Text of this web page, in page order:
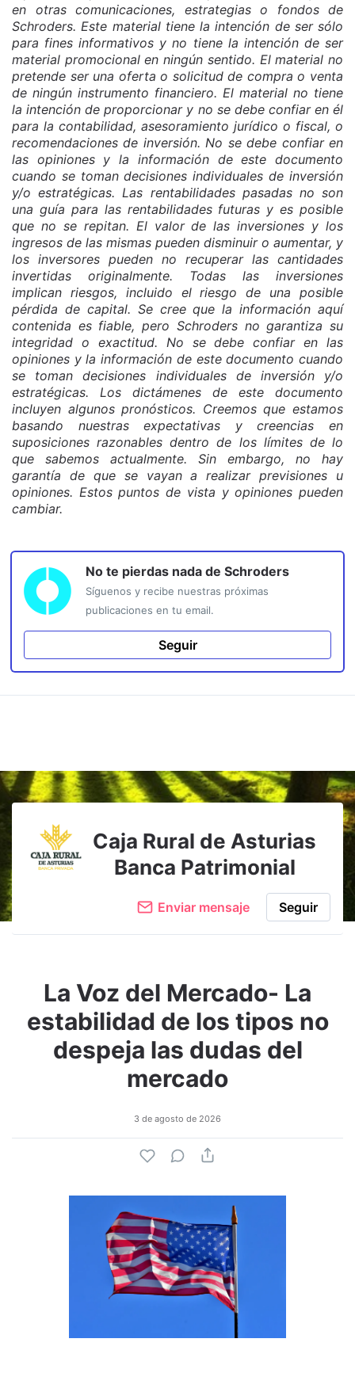
en otras comunicaciones, estrategias o fondos de
Schroders. Este material tiene la intención de ser sólo
para fines informativos y no tiene la intención de ser
material promocional en ningún sentido. El material no
pretende ser una oferta o solicitud de compra o venta
de ningún instrumento financiero. El material no tiene
la intención de proporcionar y no se debe confiar en él
para la contabilidad, asesoramiento jurídico o fiscal, o
recomendaciones de inversión. No se debe confiar en
las opiniones y la información de este documento
cuando se toman decisiones individuales de inversión
y/o estratégicas. Las rentabilidades pasadas no son
una guía para las rentabilidades futuras y es posible
que no se repitan. El valor de las inversiones y los
ingresos de las mismas pueden disminuir o aumentar, y
los inversores pueden no recuperar las cantidades
invertidas originalmente. Todas las inversiones
implican riesgos, incluido el riesgo de una posible
pérdida de capital. Se cree que la información aquí
contenida es fiable, pero Schroders no garantiza su
integridad o exactitud. No se debe confiar en las
opiniones y la información de este documento cuando
se toman decisiones individuales de inversión y/o
estratégicas. Los dictámenes de este documento
incluyen algunos pronósticos. Creemos que estamos
basando nuestras expectativas y creencias en
suposiciones razonables dentro de los límites de lo
que sabemos actualmente. Sin embargo, no hay
garantía de que se vayan a realizar previsiones u
opiniones. Estos puntos de vista y opiniones pueden
cambiar.
No te pierdas nada de Schroders
Síguenos y recibe nuestras próximas
publicaciones en tu email.
Seguir
Caja Rural de Asturias
Banca Patrimonial
Enviar mensaje Seguir
La Voz del Mercado- La
estabilidad de los tipos no
despeja las dudas del
mercado
3 de agosto de 2026